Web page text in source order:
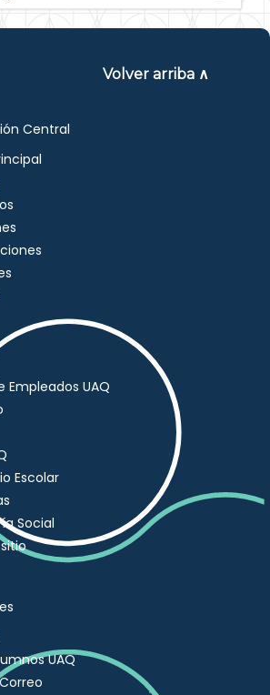
Volver arriba ∧
Central
Empleados UAQ
Escolar
Social
UAQ